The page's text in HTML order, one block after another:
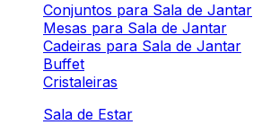
Conjuntos para Sala de Jantar
Mesas para Sala de Jantar
Cadeiras para Sala de Jantar
Buffet
Cristaleiras
Sala de Estar